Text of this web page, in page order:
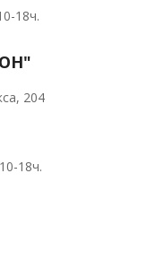
18ч.
204
10-18ч.